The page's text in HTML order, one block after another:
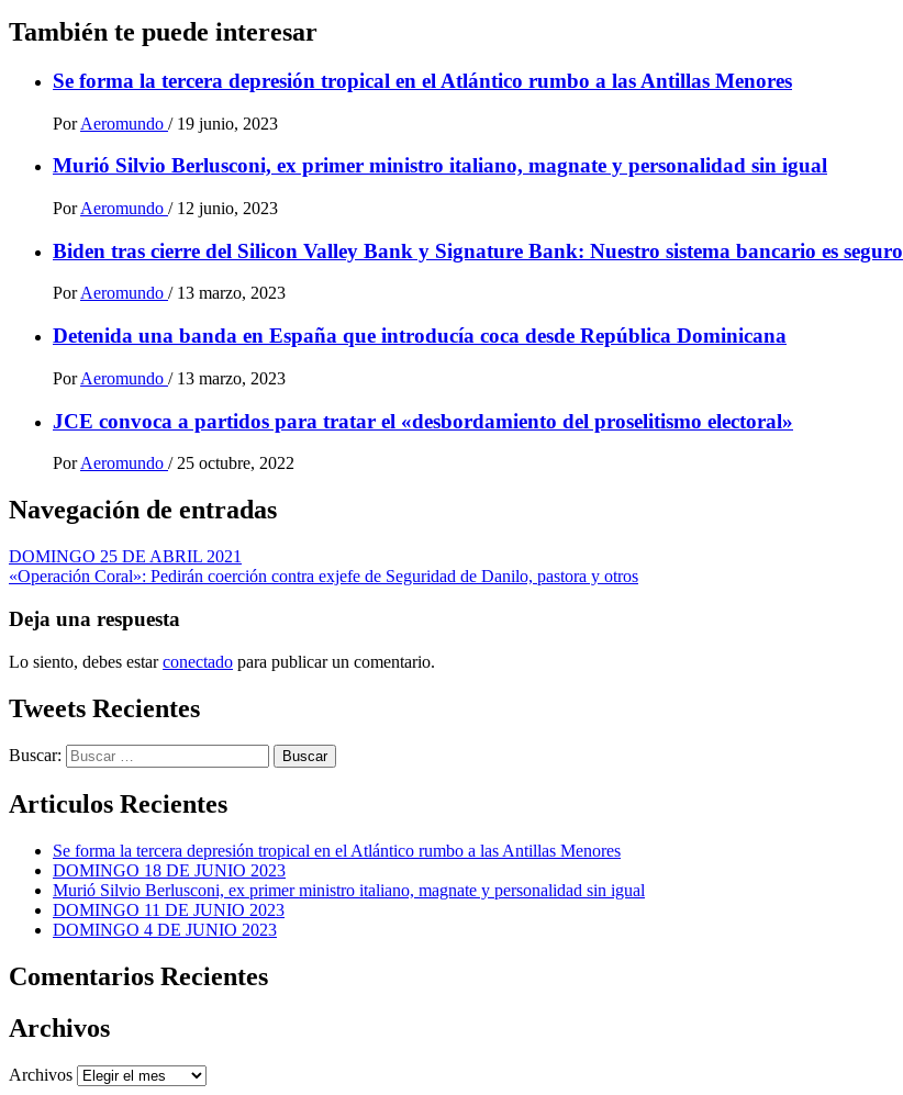
También te puede interesar
Se forma la tercera depresión tropical en el Atlántico rumbo a las Antillas Menores
Por Aeromundo / 19 junio, 2023
Murió Silvio Berlusconi, ex primer ministro italiano, magnate y personalidad sin igual
Por Aeromundo / 12 junio, 2023
Biden tras cierre del Silicon Valley Bank y Signature Bank: Nuestro sistema bancario es seguro
PorAeromundo / 13 marzo, 2023
Detenida una banda en España que introducía coca desde República Dominicana
Por Aeromundo / 13 marzo, 2023
JCE convoca a partidos para tratar el «desbordamiento del proselitismo electoral»
Por Aeromundo / 25 octubre, 2022
Navegación de entradas
DOMINGO 25 DE ABRIL 2021
«Operación Coral»: Pedirán coerción contra exjefe de Seguridad de Danilo, pastora y otros
Deja una respuesta
Lo siento, debes estarconectado para publicar un comentario.
Tweets Recientes
Buscar:
Articulos Recientes
Se forma la tercera depresión tropical en el Atlántico rumbo a las Antillas Menores
DOMINGO 18 DE JUNIO 2023
Murió Silvio Berlusconi, ex primer ministro italiano, magnate y personalidad sin igual
DOMINGO 11 DE JUNIO 2023
DOMINGO 4 DE JUNIO 2023
Comentarios Recientes
Archivos
Archivos